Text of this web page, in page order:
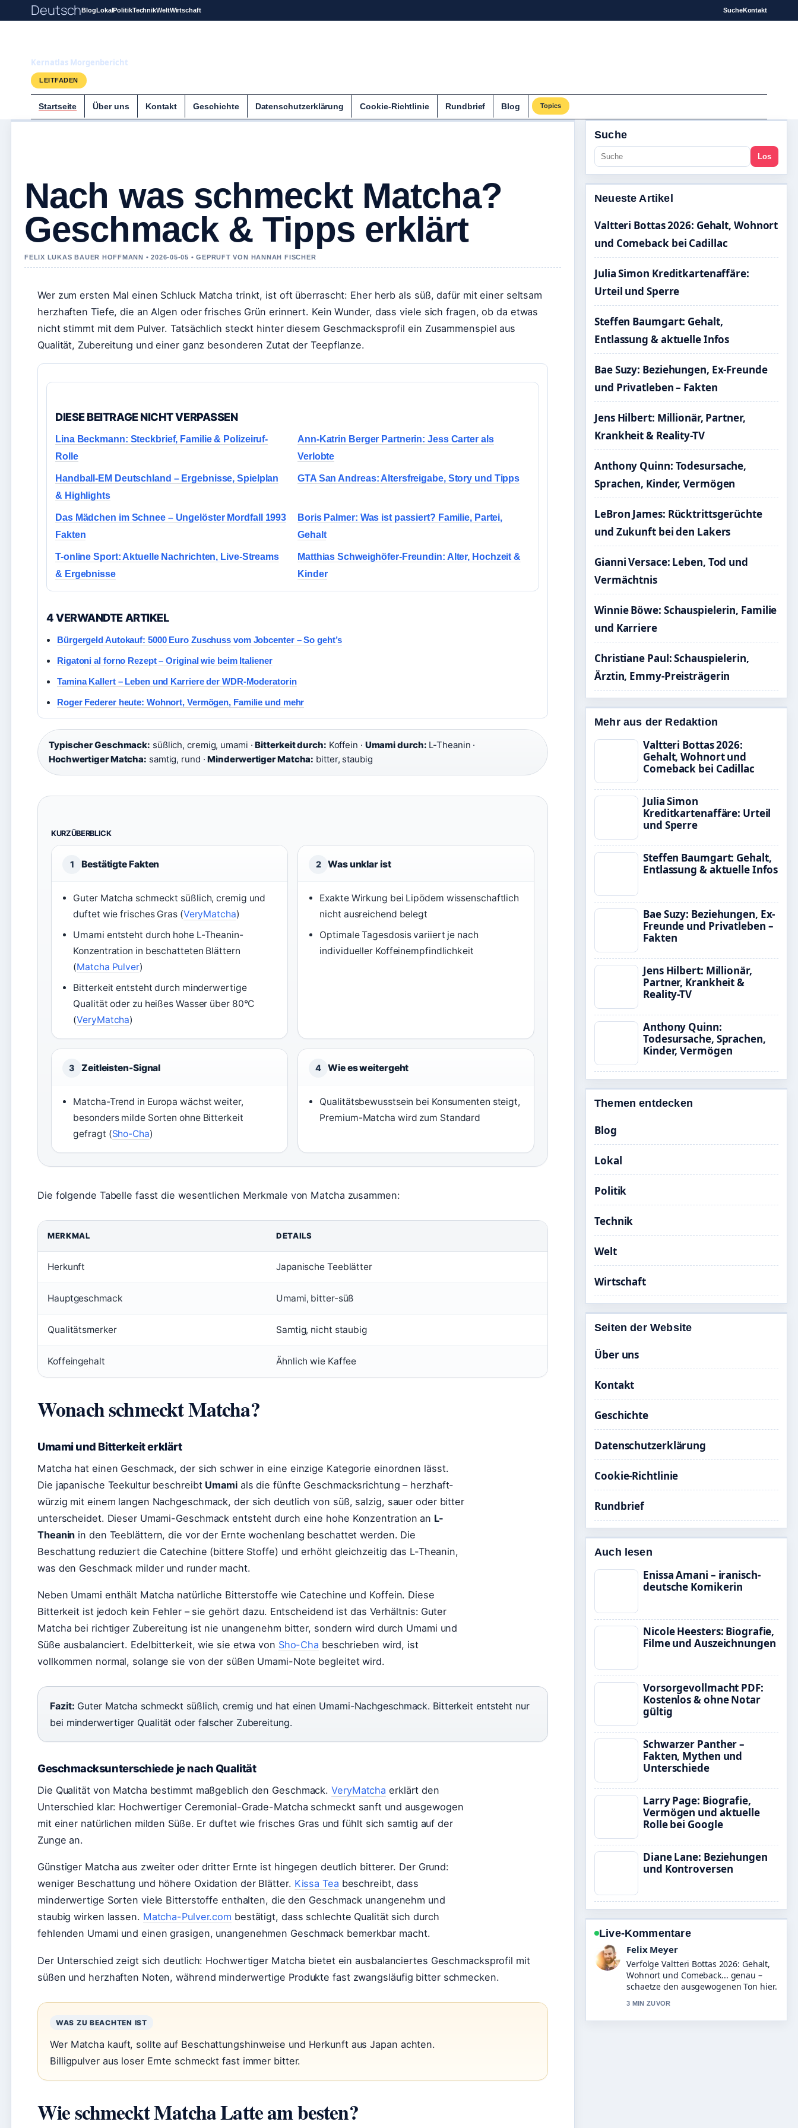
DeutschBlogLokalPolitikTechnikWeltWirtschaft SucheKontakt
Kernatlas Morgenbericht
LEITFADEN
Startseite Über uns Kontakt Geschichte Datenschutzerklärung Cookie-Richtlinie Rundbrief Blog Topics
Nach was schmeckt Matcha?
Geschmack & Tipps erklärt
FELIX LUKAS BAUER HOFFMANN • 2026-05-05 • GEPRUFT VON HANNAH FISCHER
Wer zum ersten Mal einen Schluck Matcha trinkt, ist oft überrascht: Eher herb als süß, dafür mit einer seltsam
herzhaften Tiefe, die an Algen oder frisches Grün erinnert. Kein Wunder, dass viele sich fragen, ob da etwas
nicht stimmt mit dem Pulver. Tatsächlich steckt hinter diesem Geschmacksprofil ein Zusammenspiel aus
Qualität, Zubereitung und einer ganz besonderen Zutat der Teepflanze.
DIESE BEITRAGE NICHT VERPASSEN
Lina Beckmann: Steckbrief, Familie & Polizeiruf-
Rolle
Ann-Katrin Berger Partnerin: Jess Carter als
Verlobte
Handball-EM Deutschland – Ergebnisse, Spielplan
& Highlights
GTA San Andreas: Altersfreigabe, Story und Tipps
Das Mädchen im Schnee – Ungelöster Mordfall 1993
Fakten
Boris Palmer: Was ist passiert? Familie, Partei,
Gehalt
T-online Sport: Aktuelle Nachrichten, Live-Streams
& Ergebnisse
Matthias Schweighöfer-Freundin: Alter, Hochzeit &
Kinder
4 VERWANDTE ARTIKEL
Bürgergeld Autokauf: 5000 Euro Zuschuss vom Jobcenter – So geht’s
Rigatoni al forno Rezept – Original wie beim Italiener
Tamina Kallert – Leben und Karriere der WDR-Moderatorin
Roger Federer heute: Wohnort, Vermögen, Familie und mehr
Typischer Geschmack: süßlich, cremig, umami ·Bitterkeit durch: Koffein · Umami durch: L-Theanin ·
Hochwertiger Matcha: samtig, rund ·Minderwertiger Matcha: bitter, staubig
KURZÜBERBLICK
1 Bestätigte Fakten
Guter Matcha schmeckt süßlich, cremig und
duftet wie frisches Gras (VeryMatcha)
Umami entsteht durch hohe L-Theanin-
Konzentration in beschatteten Blättern
(Matcha Pulver)
Bitterkeit entsteht durch minderwertige
Qualität oder zu heißes Wasser über 80°C
(VeryMatcha)
2 Was unklar ist
Exakte Wirkung bei Lipödem wissenschaftlich
nicht ausreichend belegt
Optimale Tagesdosis variiert je nach
individueller Koffeinempfindlichkeit
3 Zeitleisten-Signal
Matcha-Trend in Europa wächst weiter,
besonders milde Sorten ohne Bitterkeit
gefragt (Sho-Cha)
4 Wie es weitergeht
Qualitätsbewusstsein bei Konsumenten steigt,
Premium-Matcha wird zum Standard
Die folgende Tabelle fasst die wesentlichen Merkmale von Matcha zusammen:
MERKMAL DETAILS
Herkunft Japanische Teeblätter
Hauptgeschmack Umami, bitter-süß
Qualitätsmerker Samtig, nicht staubig
Koffeingehalt Ähnlich wie Kaffee
Wonach schmeckt Matcha?
Umami und Bitterkeit erklärt
Matcha hat einen Geschmack, der sich schwer in eine einzige Kategorie einordnen lässt.
Die japanische Teekultur beschreibt Umamials die fünfte Geschmacksrichtung – herzhaft-
würzig mit einem langen Nachgeschmack, der sich deutlich von süß, salzig, sauer oder bitter
unterscheidet. Dieser Umami-Geschmack entsteht durch eine hohe Konzentration an L-
Theanin in den Teeblättern, die vor der Ernte wochenlang beschattet werden. Die
Beschattung reduziert die Catechine (bittere Stoffe) und erhöht gleichzeitig das L-Theanin,
was den Geschmack milder und runder macht.
Neben Umami enthält Matcha natürliche Bitterstoffe wie Catechine und Koffein. Diese
Bitterkeit ist jedoch kein Fehler – sie gehört dazu. Entscheidend ist das Verhältnis: Guter
Matcha bei richtiger Zubereitung ist nie unangenehm bitter, sondern wird durch Umami und
Süße ausbalanciert. Edelbitterkeit, wie sie etwa von Sho-Cha beschrieben wird, ist
vollkommen normal, solange sie von der süßen Umami-Note begleitet wird.
Fazit: Guter Matcha schmeckt süßlich, cremig und hat einen Umami-Nachgeschmack. Bitterkeit entsteht nur
bei minderwertiger Qualität oder falscher Zubereitung.
Geschmacksunterschiede je nach Qualität
Die Qualität von Matcha bestimmt maßgeblich den Geschmack.VeryMatcha erklärt den
Unterschied klar: Hochwertiger Ceremonial-Grade-Matcha schmeckt sanft und ausgewogen
mit einer natürlichen milden Süße. Er duftet wie frisches Gras und fühlt sich samtig auf der
Zunge an.
Günstiger Matcha aus zweiter oder dritter Ernte ist hingegen deutlich bitterer. Der Grund:
weniger Beschattung und höhere Oxidation der Blätter. Kissa Tea beschreibt, dass
minderwertige Sorten viele Bitterstoffe enthalten, die den Geschmack unangenehm und
staubig wirken lassen. Matcha-Pulver.com bestätigt, dass schlechte Qualität sich durch
fehlenden Umami und einen grasigen, unangenehmen Geschmack bemerkbar macht.
Der Unterschied zeigt sich deutlich: Hochwertiger Matcha bietet ein ausbalanciertes Geschmacksprofil mit
süßen und herzhaften Noten, während minderwertige Produkte fast zwangsläufig bitter schmecken.
WAS ZU BEACHTEN IST
Wer Matcha kauft, sollte auf Beschattungshinweise und Herkunft aus Japan achten.
Billigpulver aus loser Ernte schmeckt fast immer bitter.
Wie schmeckt Matcha Latte am besten?
Suche
Los
Neueste Artikel
Valtteri Bottas 2026: Gehalt, Wohnort
und Comeback bei Cadillac
Julia Simon Kreditkartenaffäre:
Urteil und Sperre
Steffen Baumgart: Gehalt,
Entlassung & aktuelle Infos
Bae Suzy: Beziehungen, Ex-Freunde
und Privatleben – Fakten
Jens Hilbert: Millionär, Partner,
Krankheit & Reality-TV
Anthony Quinn: Todesursache,
Sprachen, Kinder, Vermögen
LeBron James: Rücktrittsgerüchte
und Zukunft bei den Lakers
Gianni Versace: Leben, Tod und
Vermächtnis
Winnie Böwe: Schauspielerin, Familie
und Karriere
Christiane Paul: Schauspielerin,
Ärztin, Emmy-Preisträgerin
Mehr aus der Redaktion
Valtteri Bottas 2026:
Gehalt, Wohnort und
Comeback bei Cadillac
Julia Simon
Kreditkartenaffäre: Urteil
und Sperre
Steffen Baumgart: Gehalt,
Entlassung & aktuelle Infos
Bae Suzy: Beziehungen, Ex-
Freunde und Privatleben –
Fakten
Jens Hilbert: Millionär,
Partner, Krankheit &
Reality-TV
Anthony Quinn:
Todesursache, Sprachen,
Kinder, Vermögen
Themen entdecken
Blog
Lokal
Politik
Technik
Welt
Wirtschaft
Seiten der Website
Über uns
Kontakt
Geschichte
Datenschutzerklärung
Cookie-Richtlinie
Rundbrief
Auch lesen
Enissa Amani – iranisch-
deutsche Komikerin
Nicole Heesters: Biografie,
Filme und Auszeichnungen
Vorsorgevollmacht PDF:
Kostenlos & ohne Notar
gültig
Schwarzer Panther –
Fakten, Mythen und
Unterschiede
Larry Page: Biografie,
Vermögen und aktuelle
Rolle bei Google
Diane Lane: Beziehungen
und Kontroversen
Live-Kommentare
Laura Becker
Hilfreicher Kontext zu Julia Simon
Kreditkartenaffäre: Urteil und Sperre.
Bitte haltet diesen Liveticker aktuell.
5 MIN ZUVOR